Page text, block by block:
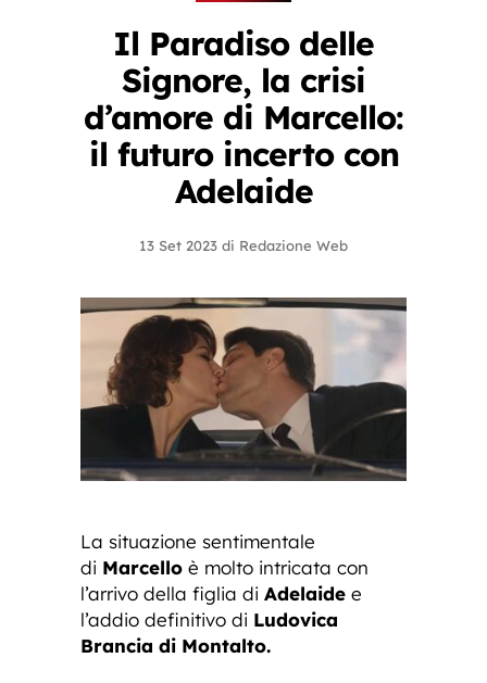
Il Paradiso delle
Signore, la crisi
d’amore di Marcello:
il futuro incerto con
Adelaide
13 Set 2023 di Redazione Web
La situazione sentimentale
di Marcello è molto intricata con
l’arrivo della figlia di Adelaide e
l’addio definitivo di Ludovica
Brancia di Montalto.